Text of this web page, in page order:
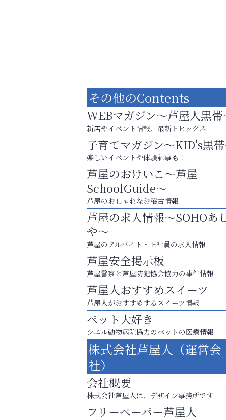
学び方が変われば、成績は変わる。
芦屋インターナショナルス
ール
英語で育つ、世界が広がる！
トレファク出張買取
その他のContents
WEBマガジン～芦屋人黒帯
新店やイベント情報、最新トピックス
子育てマガジン～KID's黒
楽しいイベントや体験記事も！
芦屋のおけいこ～芦屋
SchoolGuide～
芦屋のおしゃれなお稽古情報
芦屋の求人情報～SOHOあ
や～
芦屋のアルバイト・正社員の求人情報
芦屋安全掲示板
芦屋警察と芦屋防犯協会協力の事件情報
芦屋人おすすめスイーツ
芦屋人がおすすめするスイーツ情報
ペット大好き
シエル動物病院協力のペットの医療情報
株式会社芦屋人（運営会
社）
会社概要
株式会社芦屋人は、デザイン事務所です
フリーペーパー芦屋人